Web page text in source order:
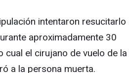
intentaron resucitarlo
aproximadamente 30
cual el cirujano de vuelo de la
a la persona muerta.